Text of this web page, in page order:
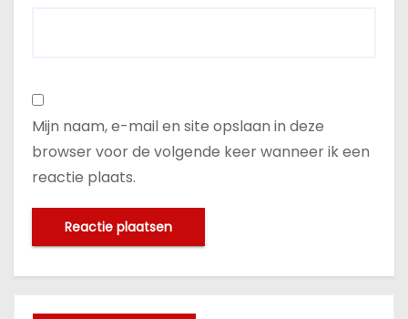
Mijn naam, e-mail en site opslaan in deze
browser voor de volgende keer wanneer ik een
reactie plaats.